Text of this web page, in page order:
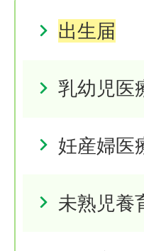
出生届
乳幼児医
妊産婦医
未熟児養